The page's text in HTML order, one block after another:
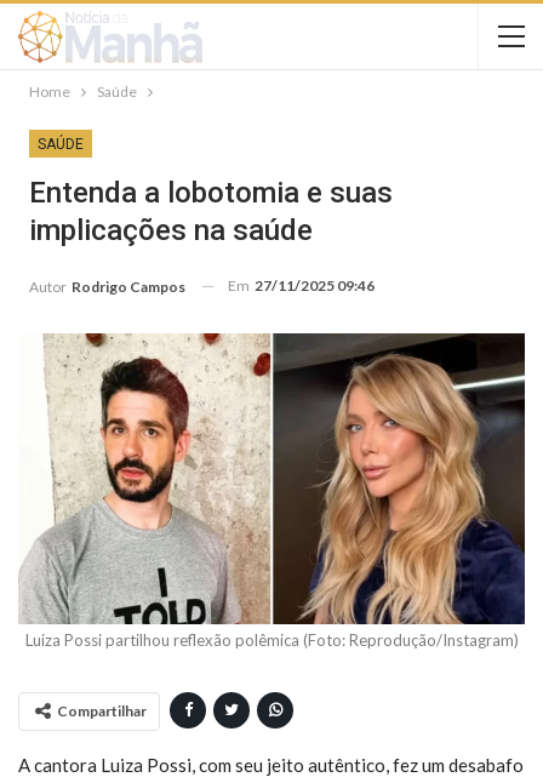
Home Saúde
SAÚDE
Entenda a lobotomia e suas
implicações na saúde
Autor Rodrigo Campos Em 27/11/2025 09:46
Luiza Possi partilhou reflexão polêmica (Foto: Reprodução/Instagram)
Compartilhar
A cantora Luiza Possi, com seu jeito autêntico, fez um desabafo